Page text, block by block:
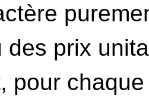
des prix
pour